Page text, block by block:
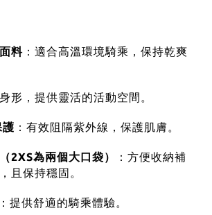
料 ： 適合高溫環境騎乘，保持乾爽
形，提供靈活的活動空間。
護 ： 有效阻隔紫外線，保護肌膚。
2XS為兩個大口袋） ： 方便收納補
且保持穩固。
： 提供舒適的騎乘體驗。